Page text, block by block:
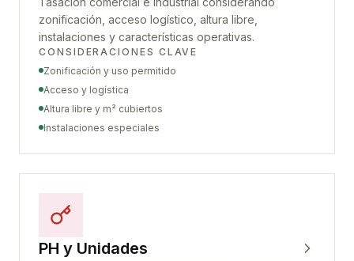
zonificación, acceso logístico, altura libre,
instalaciones y características operativas.
CONSIDERACIONES CLAVE
Zonificación y uso permitido
Acceso y logística
Altura libre y m² cubiertos
Instalaciones especiales
PH y Unidades